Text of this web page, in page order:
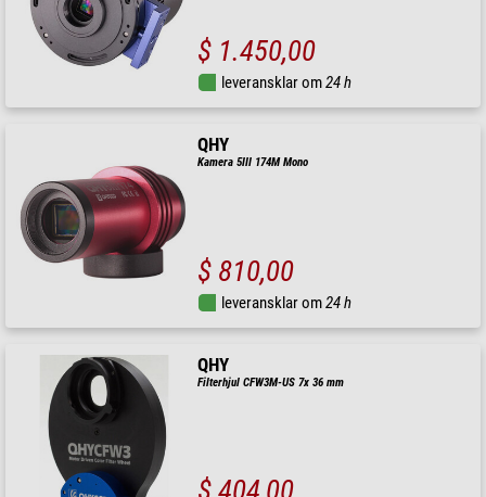
$ 1.450,00
leveransklar om24 h
QHY
Kamera 5III 174M Mono
$ 810,00
leveransklar om24 h
QHY
Filterhjul CFW3M-US 7x 36 mm